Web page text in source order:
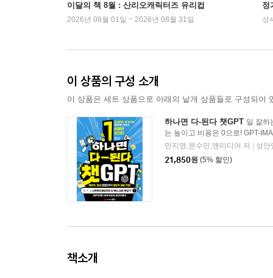
이달의 책 8월 : 산리오캐릭터즈 유리컵
2026년 08월 01일 ~ 2026년 08월 31일
정
상
이 상품의 구성 소개
이 상품은 세트 상품으로 아래의 낱개 상품들로 구성되어
하나면 다-된다 챗GPT 일 잘하
는 높이고 비용은 0으로! GPT-
민지영,문수민,앤미디어 저
성안
21,850원 (5% 할인)
책소개